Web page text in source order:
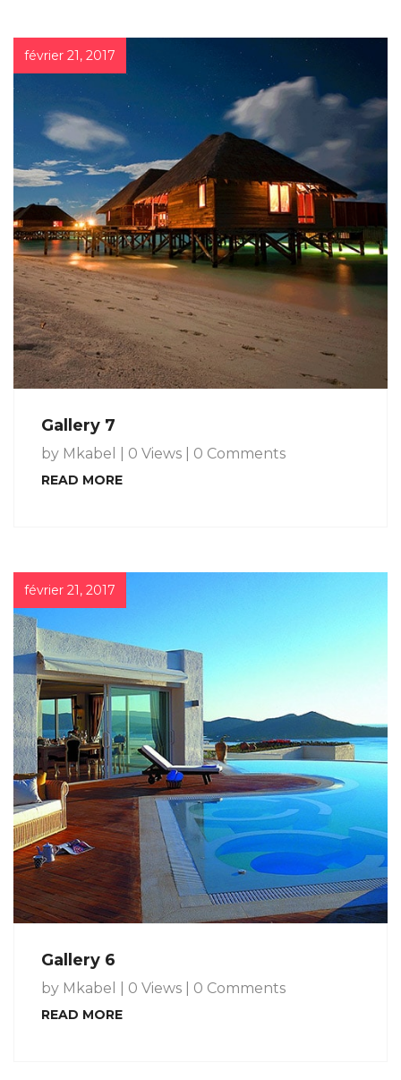
février 21, 2017
Gallery 7
by Mkabel 0 Views 0 Comments
READ MORE
février 21, 2017
Gallery 6
by Mkabel 0 Views 0 Comments
READ MORE